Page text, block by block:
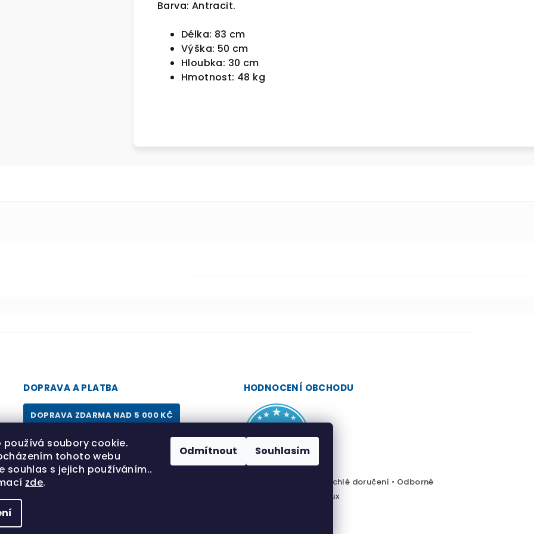
používá soubory cookie.
tohoto webu
souhlas s jejich používáním..
zde.
Odmítnout Souhlasím
Barva: Antracit.
Délka: 83 cm
Výška: 50 cm
Hloubka: 30 cm
Hmotnost: 48 kg
DOPRAVA A PLATBA
DOPRAVA ZDARMA NAD 5 000 KČ
📦 Výdejní boxy & Kurýrní služba
💳 Karty, Apple Pay, Google Pay
HODNOCENÍ OBCHODU
Bezpečná platba • Rychlé doručení • Odborné
poradenství Desjoyaux